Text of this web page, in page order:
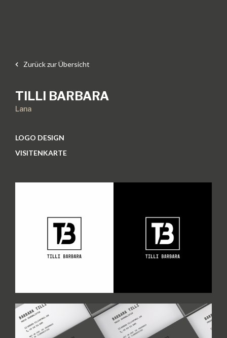
Zurück zur Übersicht
TILLI BARBARA
Lana
LOGO DESIGN
VISITENKARTE